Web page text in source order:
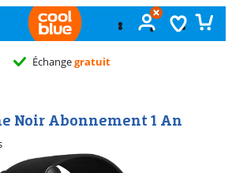
Échangegratuit
Noir Abonnement 1 An